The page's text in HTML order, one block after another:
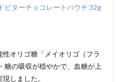
ビターチョコレートパウチ 32g
オリゴ糖「メイオリゴ（フラ
糖の吸収が穏やかで、血糖が上
しました。